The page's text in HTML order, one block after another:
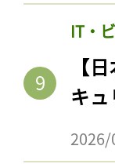
IT・
【
キ